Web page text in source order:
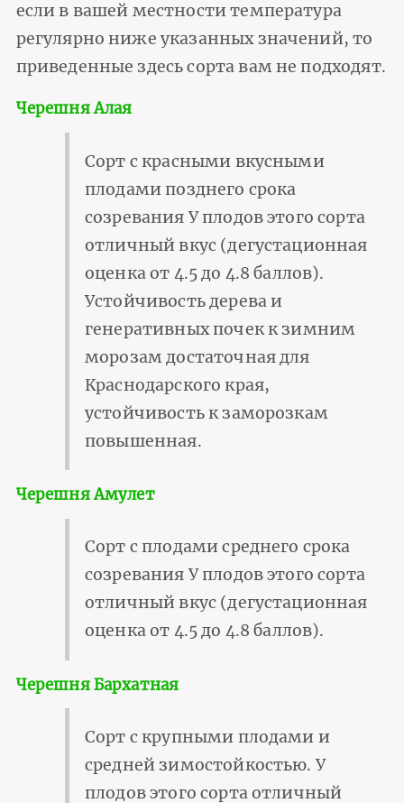
если в вашей местности температура
регулярно ниже указанных значений, то
приведенные здесь сорта вам не подходят.
Черешня Алая
Сорт с красными вкусными
плодами позднего срока
созревания У плодов этого сорта
отличный вкус (дегустационная
оценка от 4.5 до 4.8 баллов).
Устойчивость дерева и
генеративных почек к зимним
морозам достаточная для
Краснодарского края,
устойчивость к заморозкам
повышенная.
Черешня Амулет
Сорт с плодами среднего срока
созревания У плодов этого сорта
отличный вкус (дегустационная
оценка от 4.5 до 4.8 баллов).
Черешня Бархатная
Сорт с крупными плодами и
средней зимостойкостью. У
плодов этого сорта отличный